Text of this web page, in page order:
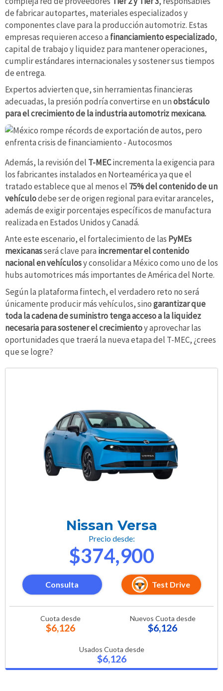
de fabricar autopartes, materiales especializados y
componentes clave para la producción automotriz. Estas
empresas requieren acceso a financiamiento especializado,
capital de trabajo y liquidez para mantener operaciones,
cumplir estándares internacionales y sostener sus tiempos
de entrega.
Expertos advierten que, sin herramientas financieras
adecuadas, la presión podría convertirse en unobstáculo
para el crecimiento de la industria automotriz mexicana.
Además, la revisión del T-MECincrementa la exigencia para
los fabricantes instalados en Norteamérica ya que el
tratado establece que al menos el 75% del contenido de un
vehículodebe ser de origen regional para evitar aranceles,
además de exigir porcentajes específicos de manufactura
realizada en Estados Unidos y Canadá.
Ante este escenario, el fortalecimiento de las PyMEs
mexicanasserá clave para incrementar el contenido
nacional en vehículosy consolidar a México como uno de los
hubs automotrices más importantes de América del Norte.
Según la plataforma fintech, el verdadero reto no será
únicamente producir más vehículos, sinogarantizar que
toda la cadena de suministro tenga acceso a la liquidez
necesaria para sostener el crecimientoy aprovechar las
oportunidades que traerá la nueva etapa del T-MEC, ¿crees
que se logre?
Nissan Versa
Precio desde:
$374,900
Consulta Test Drive
Cuota desde
$6,126
Nuevos Cuota desde
$6,126
Usados Cuota desde
$6,126